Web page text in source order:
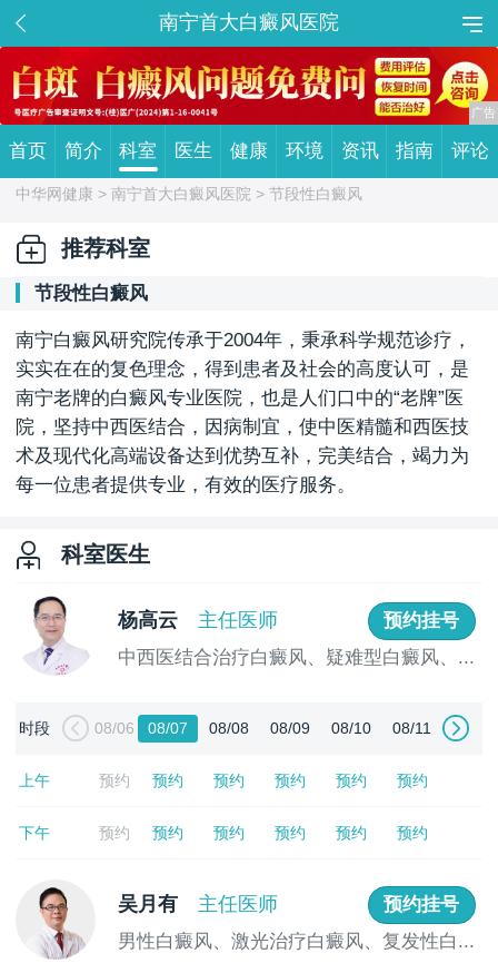
南宁首大白癜风医院
首页 简介 科室 医生 健康 环境 资讯 指南 评论
中华网健康 >南宁首大白癜风医院 > 节段性白癜风
推荐科室
节段性白癜风
南宁白癜风研究院传承于2004年，秉承科学规范诊疗，
实实在在的复色理念，得到患者及社会的高度认可，是
南宁老牌的白癜风专业医院，也是人们口中的“老牌”医
院，坚持中西医结合，因病制宜，使中医精髓和西医技
术及现代化高端设备达到优势互补，完美结合，竭力为
每一位患者提供专业，有效的医疗服务。
科室医生
杨高云 主任医师
预约挂号
中西医结合治疗白癜风、疑难型白癜风、...
时段 08/06 08/07 08/08 08/09 08/10 08/11
上午 预约 预约 预约 预约 预约 预约
下午 预约 预约 预约 预约 预约 预约
吴月有 主任医师
预约挂号
男性白癜风、激光治疗白癜风、复发性白...